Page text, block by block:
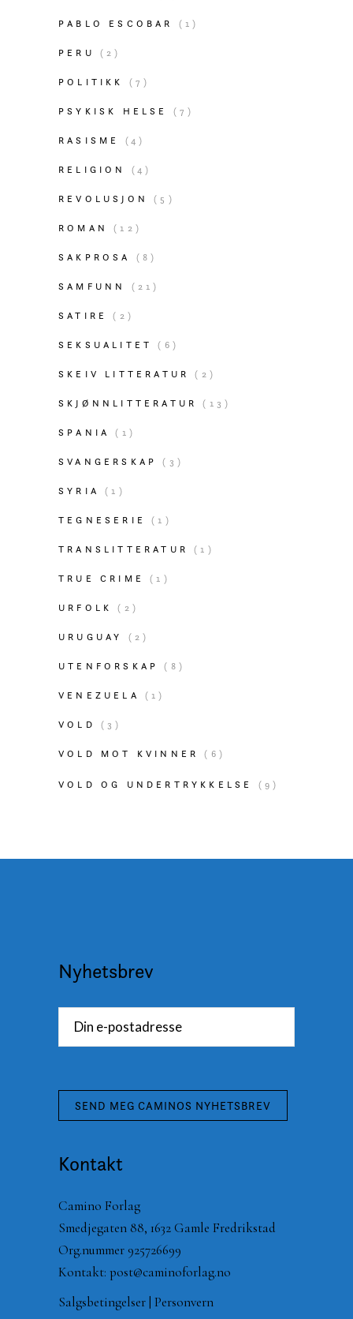
PABLO ESCOBAR (1)
PERU (2)
POLITIKK (7)
PSYKISK HELSE (7)
RASISME (4)
RELIGION (4)
REVOLUSJON (5)
ROMAN (12)
SAKPROSA (8)
SAMFUNN (21)
SATIRE (2)
SEKSUALITET (6)
SKEIV LITTERATUR (2)
SKJØNNLITTERATUR (13)
SPANIA (1)
SVANGERSKAP (3)
SYRIA (1)
TEGNESERIE (1)
TRANSLITTERATUR (1)
TRUE CRIME (1)
URFOLK (2)
URUGUAY (2)
UTENFORSKAP (8)
VENEZUELA (1)
VOLD (3)
VOLD MOT KVINNER (6)
VOLD OG UNDERTRYKKELSE (9)
Nyhetsbrev
Kontakt
Camino Forlag
Smedjegaten 88, 1632 Gamle Fredrikstad
Org.nummer 925726699
Kontakt: post@caminoforlag.no
Salgsbetingelser Personvern